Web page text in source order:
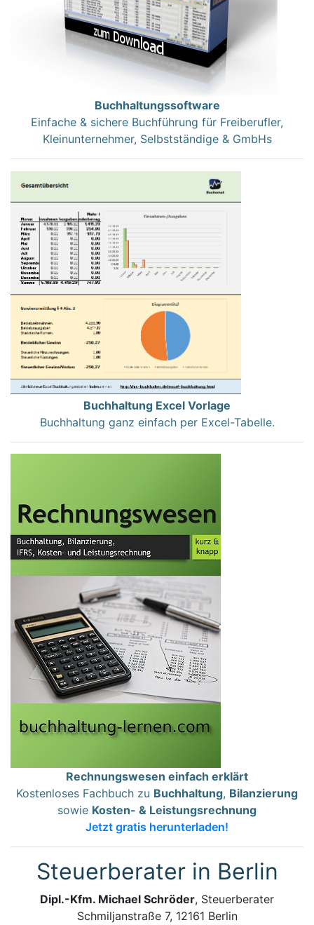
Buchhaltungssoftware
Einfache & sichere Buchführung für Freiberufler,
Kleinunternehmer, Selbstständige & GmbHs
Buchhaltung Excel Vorlage
Buchhaltung ganz einfach per Excel-Tabelle.
Rechnungswesen einfach erklärt
Kostenloses Fachbuch zu Buchhaltung, Bilanzierung
sowie Kosten- & Leistungsrechnung
Jetzt gratis herunterladen!
Steuerberater in Berlin
Dipl.-Kfm. Michael Schröder, Steuerberater
Schmiljanstraße 7, 12161 Berlin